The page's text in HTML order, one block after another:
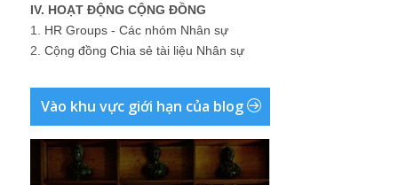
IV. HOẠT ĐỘNG CỘNG ĐỒNG
1. HR Groups - Các nhóm Nhân sự
2. Cộng đồng Chia sẻ tài liệu Nhân sự
Vào khu vực giới hạn của blog